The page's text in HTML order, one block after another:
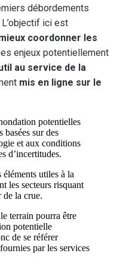
débordements
ici est
coordonner les
enjeux potentiellement
au service de la
mis en ligne sur le
potentielles
basées sur des
et aux conditions
d’incertitudes.
utiles à la
les secteurs risquant
de la crue.
terrain pourra être
potentielle
de se référer
par les services